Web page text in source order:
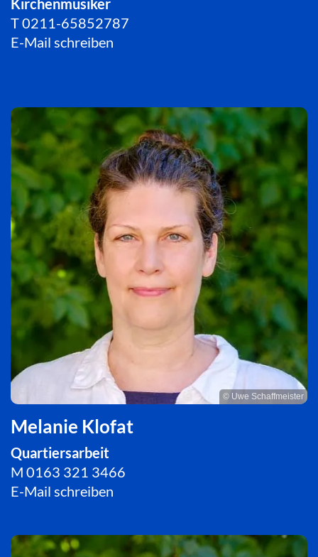
Kirchenmusiker
T0211-65852787
E-Mail schreiben
© Uwe Schaffmeister
Melanie Klofat
Quartiersarbeit
M 0163 321 3466
E-Mail schreiben